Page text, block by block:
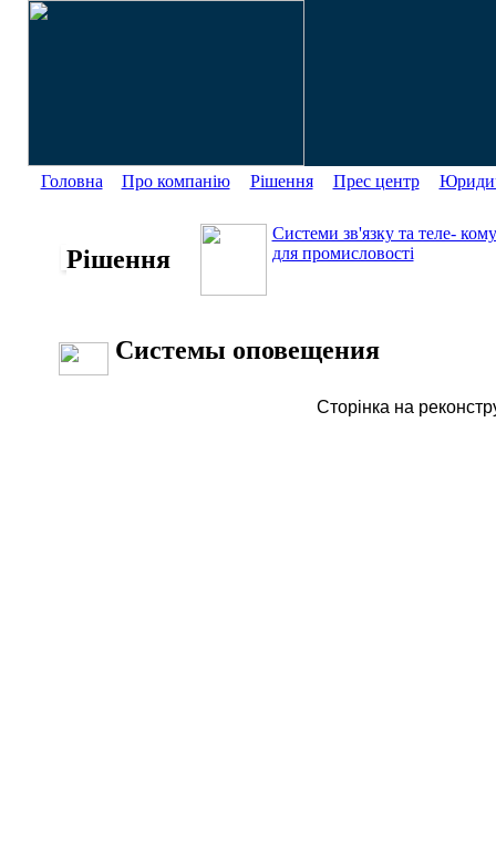
Головна Про компанію Рішення Прес центр
Рішення
Системи зв'язку та теле-
для промисловості
Системы оповещения
Сторінка на